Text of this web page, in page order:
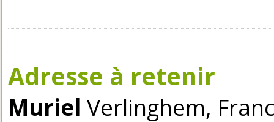
Adresse à retenir
Muriel Verlinghem,